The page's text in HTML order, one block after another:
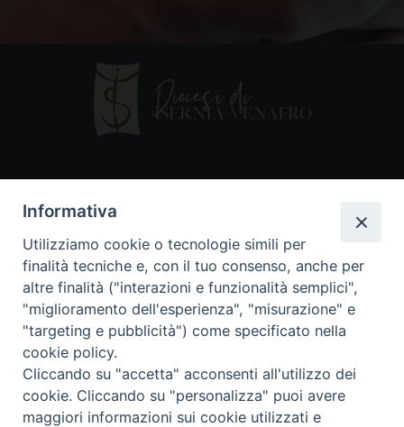
86170 Isernia
086550849
segreteria@diocesiiserniavenafro.it
I nostri social
Copyright © 2018 - Diocesi di Isernia-Venafro (C.F.
90008750946). Riproduzione solo con permesso.
Informativa
Utilizziamo cookie o tecnologie simili per
finalità tecniche e, con il tuo consenso, anche per
altre finalità ("interazioni e funzionalità semplici",
"miglioramento dell'esperienza", "misurazione" e
"targeting e pubblicità") come specificato nella
cookie policy.
Cliccando su "accetta" acconsenti all'utilizzo dei
cookie. Cliccando su "personalizza" puoi avere
maggiori informazioni sui cookie utilizzati e